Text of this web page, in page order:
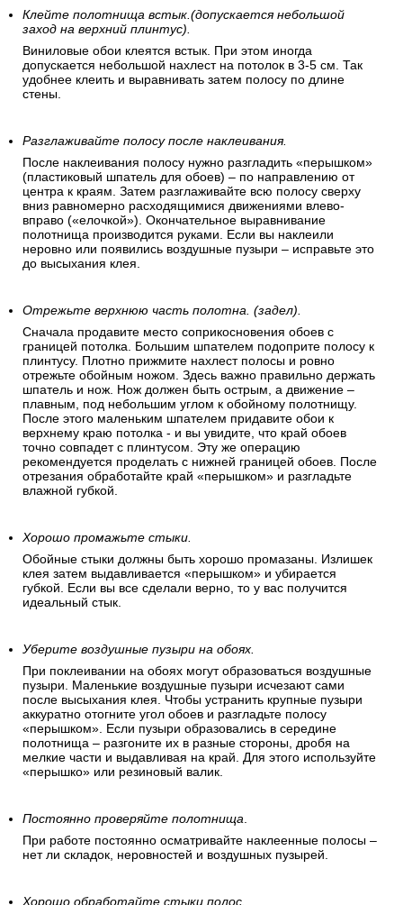
Клейте полотнища встык.(допускается небольшой
заход на верхний плинтус).
Виниловые обои клеятся встык. При этом иногда
допускается небольшой нахлест на потолок в 3-5 см. Так
удобнее клеить и выравнивать затем полосу по длине
стены.
Разглаживайте полосу после наклеивания.
После наклеивания полосу нужно разгладить «перышком»
(пластиковый шпатель для обоев) – по направлению от
центра к краям. Затем разглаживайте всю полосу сверху
вниз равномерно расходящимися движениями влево-
вправо («елочкой»). Окончательное выравнивание
полотнища производится руками. Если вы наклеили
неровно или появились воздушные пузыри – исправьте это
до высыхания клея.
Отрежьте верхнюю часть полотна. (задел).
Сначала продавите место соприкосновения обоев с
границей потолка. Большим шпателем подоприте полосу к
плинтусу. Плотно прижмите нахлест полосы и ровно
отрежьте обойным ножом. Здесь важно правильно держать
шпатель и нож. Нож должен быть острым, а движение –
плавным, под небольшим углом к обойному полотнищу.
После этого маленьким шпателем придавите обои к
верхнему краю потолка - и вы увидите, что край обоев
точно совпадет с плинтусом. Эту же операцию
рекомендуется проделать с нижней границей обоев. После
отрезания обработайте край «перышком» и разгладьте
влажной губкой.
Хорошо промажьте стыки.
Обойные стыки должны быть хорошо промазаны. Излишек
клея затем выдавливается «перышком» и убирается
губкой. Если вы все сделали верно, то у вас получится
идеальный стык.
Уберите воздушные пузыри на обоях.
При поклеивании на обоях могут образоваться воздушные
пузыри. Маленькие воздушные пузыри исчезают сами
после высыхания клея. Чтобы устранить крупные пузыри
аккуратно отогните угол обоев и разгладьте полосу
«перышком». Если пузыри образовались в середине
полотнища – разгоните их в разные стороны, дробя на
мелкие части и выдавливая на край. Для этого используйте
«перышко» или резиновый валик.
Постоянно проверяйте полотнища.
При работе постоянно осматривайте наклеенные полосы –
нет ли складок, неровностей и воздушных пузырей.
Хорошо обработайте стыки полос.